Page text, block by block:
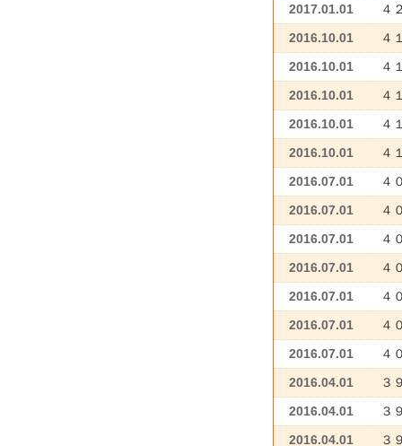
2017.01.01 ４
2016.10.01 ４
2016.10.01 ４
2016.10.01 ４
2016.10.01 ４
2016.10.01 ４
2016.07.01 ４
2016.07.01 ４
2016.07.01 ４
2016.07.01 ４
2016.07.01 ４
2016.07.01 ４
2016.07.01 ４
2016.04.01 ３
2016.04.01 ３
2016.04.01 ３